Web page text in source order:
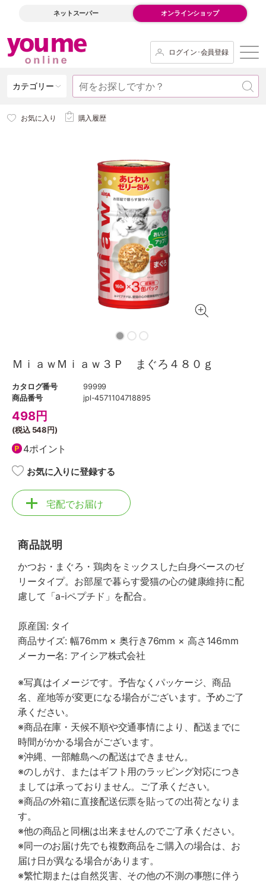
ネットスーパー オンラインショップ
ログイン･会員登録
カテゴリー
お気に入り 購入履歴
ＭｉａｗＭｉａｗ３Ｐ まぐろ４８０ｇ
カタログ番号
99999
商品番号
jpl-4571104718895
498円
(税込 548円)
4ポイント
お気に入りに登録する
宅配でお届け
商品説明
かつお・まぐろ・鶏肉をミックスした白身ベースのゼ
リータイプ。お部屋で暮らす愛猫の心の健康維持に配
慮して「a-iペプチド」を配合。
原産国: タイ
商品サイズ: 幅76mm × 奥行き76mm × 高さ146mm
メーカー名: アイシア株式会社
※写真はイメージです。予告なくパッケージ、商品
名、産地等が変更になる場合がございます。予めご了
承ください。
※商品在庫・天候不順や交通事情により、配送までに
時間がかかる場合がございます。
※沖縄、一部離島への配送はできません。
※のしがけ、またはギフト用のラッピング対応につき
ましては承っておりません。ご了承ください。
※商品の外箱に直接配送伝票を貼っての出荷となりま
す。
※他の商品と同梱は出来ませんのでご了承ください。
※同一のお届け先でも複数商品をご購入の場合は、お
届け日が異なる場合があります。
※繁忙期または自然災害、その他の不測の事態に伴う